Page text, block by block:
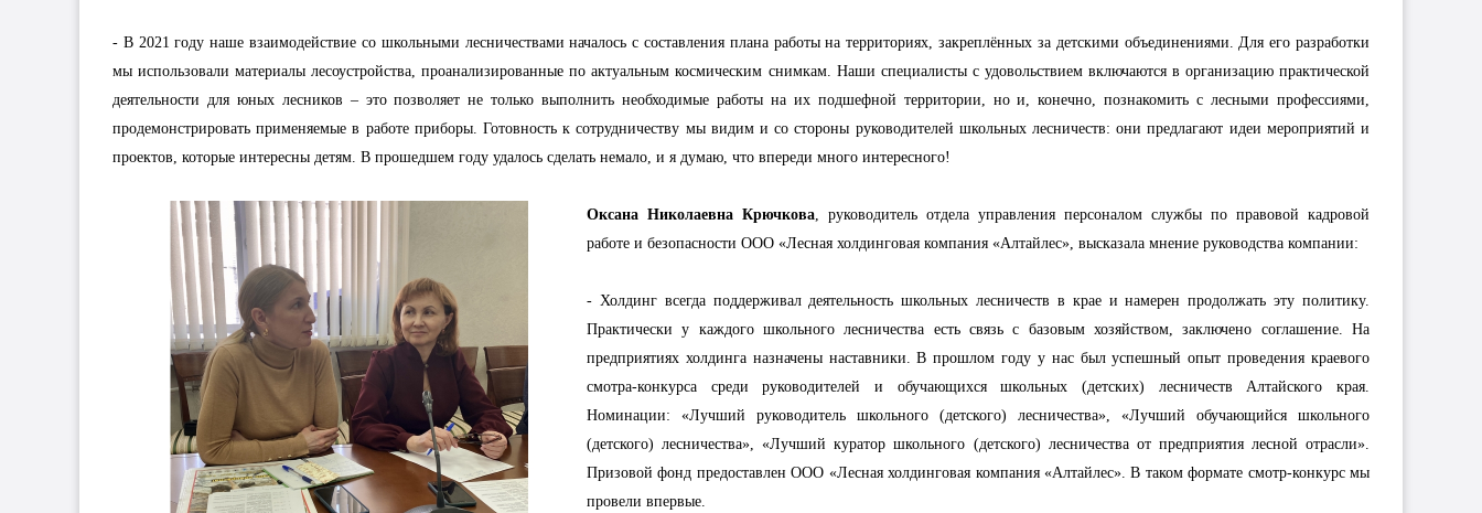
- В 2021 году наше взаимодействие со школьными лесничествами началось с составления плана работы на территориях, закреплённых за детскими объединениями. Для его разработки
мы использовали материалы лесоустройства, проанализированные по актуальным космическим снимкам. Наши специалисты с удовольствием включаются в организацию практической
деятельности для юных лесников – это позволяет не только выполнить необходимые работы на их подшефной территории, но и, конечно, познакомить с лесными профессиями,
продемонстрировать применяемые в работе приборы. Готовность к сотрудничеству мы видим и со стороны руководителей школьных лесничеств: они предлагают идеи мероприятий и
проектов, которые интересны детям. В прошедшем году удалось сделать немало, и я думаю, что впереди много интересного!
Оксана Николаевна Крючкова, руководитель отдела управления персоналом службы по правовой кадровой
работе и безопасности ООО «Лесная холдинговая компания «Алтайлес», высказала мнение руководства компании:
- Холдинг всегда поддерживал деятельность школьных лесничеств в крае и намерен продолжать эту политику.
Практически у каждого школьного лесничества есть связь с базовым хозяйством, заключено соглашение. На
предприятиях холдинга назначены наставники. В прошлом году у нас был успешный опыт проведения краевого
смотра-конкурса среди руководителей и обучающихся школьных (детских) лесничеств Алтайского края.
Номинации: «Лучший руководитель школьного (детского) лесничества», «Лучший обучающийся школьного
(детского) лесничества», «Лучший куратор школьного (детского) лесничества от предприятия лесной отрасли».
Призовой фонд предоставлен ООО «Лесная холдинговая компания «Алтайлес». В таком формате смотр-конкурс мы
провели впервые.